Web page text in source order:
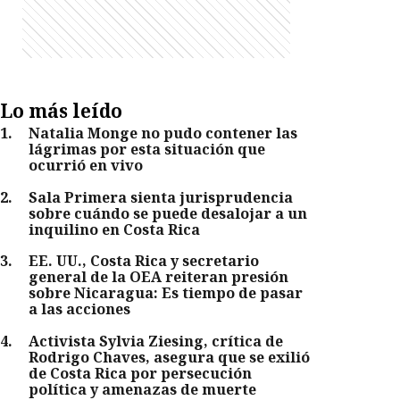
Lo más leído
1.
Natalia Monge no pudo contener las
lágrimas por esta situación que
ocurrió en vivo
2.
Sala Primera sienta jurisprudencia
sobre cuándo se puede desalojar a un
inquilino en Costa Rica
3.
EE. UU., Costa Rica y secretario
general de la OEA reiteran presión
sobre Nicaragua: Es tiempo de pasar
a las acciones
4.
Activista Sylvia Ziesing, crítica de
Rodrigo Chaves, asegura que se exilió
de Costa Rica por persecución
política y amenazas de muerte